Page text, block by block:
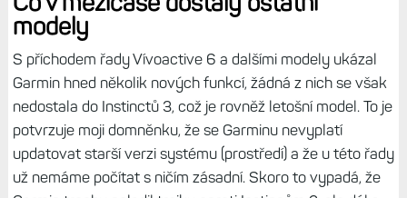
nemají ani Forerunnery 570, přitom je to imho celkem
důležitá tréninková metrika.
ale teď je to pro mě víceméně jediná motivace, jak se
pohnout dál.Na rozdíl od výzev nebo odznaků. A pak bych
ocenil šest datových polí v aktivitě, i za cenu zmenšení
fontu dat.
Skóre vytrvalosti:Metrika, která kombinuje tepovku,
VO2max a délku aktivit. Jak si stojíte vy?